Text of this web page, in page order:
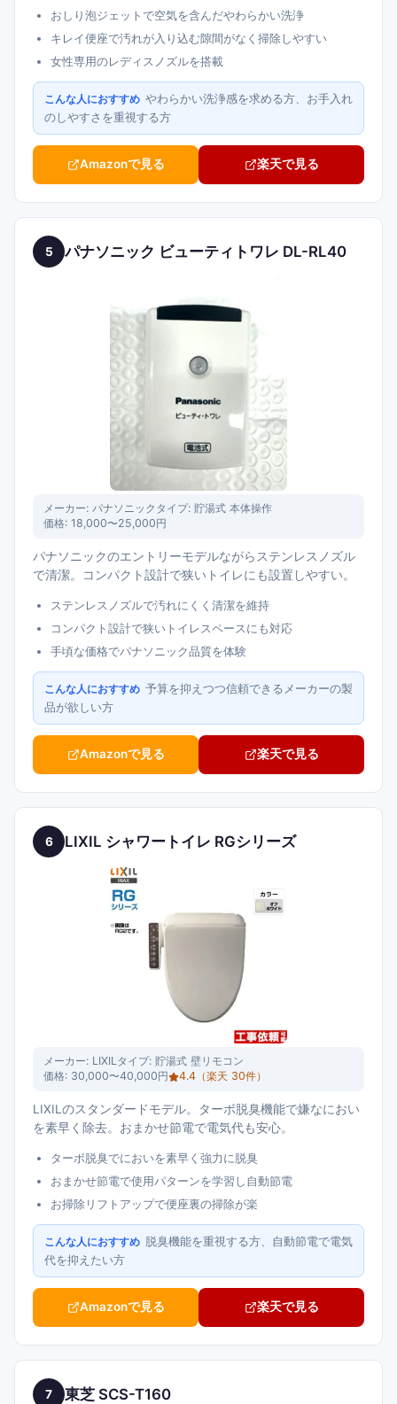
おしり泡ジェットで空気を含んだやわらかい洗浄
キレイ便座で汚れが入り込む隙間がなく掃除しやすい
女性専用のレディスノズルを搭載
こんな人におすすめ やわらかい洗浄感を求める方、お手入れ
のしやすさを重視する方
Amazonで見る 楽天で見る
5 パナソニック ビューティトワレ DL-RL40
メーカー: パナソニック タイプ: 貯湯式 本体操作
価格: 18,000〜25,000円
パナソニックのエントリーモデルながらステンレスノズル
で清潔。コンパクト設計で狭いトイレにも設置しやすい。
ステンレスノズルで汚れにくく清潔を維持
コンパクト設計で狭いトイレスペースにも対応
手頃な価格でパナソニック品質を体験
こんな人におすすめ 予算を抑えつつ信頼できるメーカーの製
品が欲しい方
Amazonで見る 楽天で見る
6 LIXIL シャワートイレ RGシリーズ
メーカー: LIXILタイプ: 貯湯式 壁リモコン
価格: 30,000〜40,000円 4.4 （楽天 30件）
LIXILのスタンダードモデル。ターボ脱臭機能で嫌なにおい
を素早く除去。おまかせ節電で電気代も安心。
ターボ脱臭でにおいを素早く強力に脱臭
おまかせ節電で使用パターンを学習し自動節電
お掃除リフトアップで便座裏の掃除が楽
こんな人におすすめ 脱臭機能を重視する方、自動節電で電気
代を抑えたい方
Amazonで見る 楽天で見る
7 東芝 SCS-T160